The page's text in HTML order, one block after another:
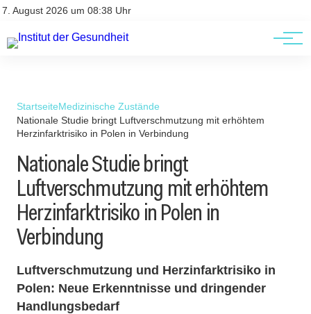
7. August 2026 um 08:38 Uhr
Kontakt
Kontakt
AGBs
StartseiteMedizinische Zustände
Nationale Studie bringt Luftverschmutzung mit erhöhtem
Herzinfarktrisiko in Polen in Verbindung
Nationale Studie bringt
Luftverschmutzung mit erhöhtem
Herzinfarktrisiko in Polen in
Verbindung
Luftverschmutzung und Herzinfarktrisiko in
Polen: Neue Erkenntnisse und dringender
Handlungsbedarf